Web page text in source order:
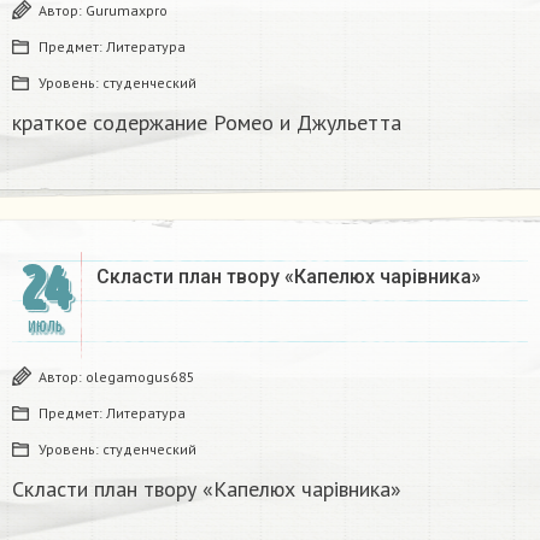
Автор: Gurumaxpro
Предмет: Литература
Уровень: студенческий
краткое содержание Ромео и Джульетта​
24
ИЮЛЬ
Скласти план твору «Капелюх чарiвника»
Автор: olegamogus685
Предмет: Литература
Уровень: студенческий
Скласти план твору «Капелюх чарiвника»